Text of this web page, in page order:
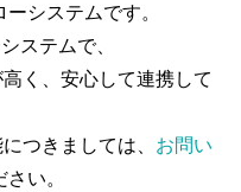
システムです。
ステムで、
く、安心して連携して
つきましては、 お問い
い。